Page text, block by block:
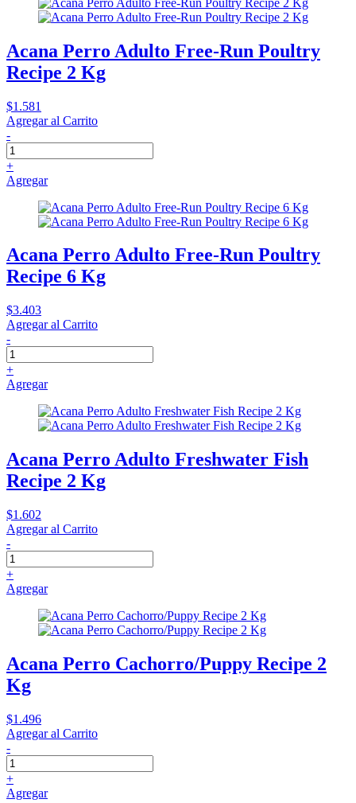
Acana Perro Adulto Free-Run Poultry
Recipe 2 Kg
$1.581
Agregar al Carrito
-
+
Agregar
Acana Perro Adulto Free-Run Poultry
Recipe 6 Kg
$3.403
Agregar al Carrito
-
+
Agregar
Acana Perro Adulto Freshwater Fish
Recipe 2 Kg
$1.602
Agregar al Carrito
-
+
Agregar
Acana Perro Cachorro/Puppy Recipe 2
Kg
$1.496
Agregar al Carrito
-
+
Agregar